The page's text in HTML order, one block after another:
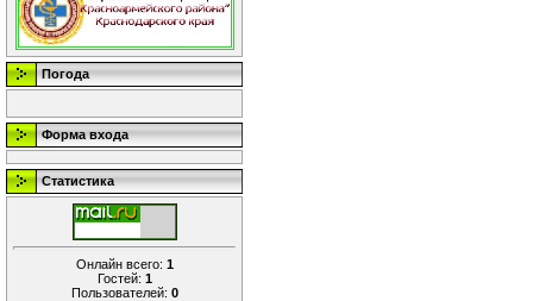
Погода
Форма входа
Статистика
Онлайн всего: 1
Гостей: 1
Пользователей: 0